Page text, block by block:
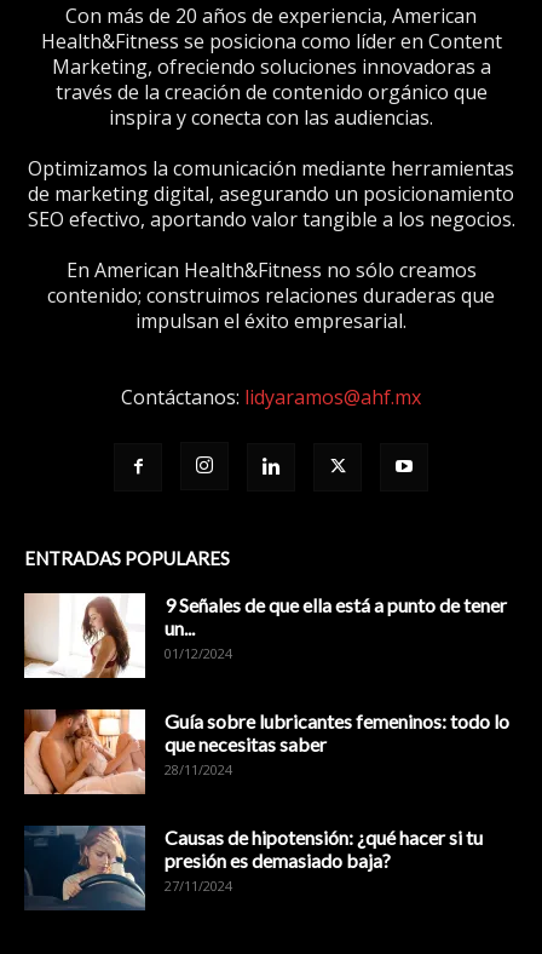
Con más de 20 años de experiencia, American
Health&Fitness se posiciona como líder en Content
Marketing, ofreciendo soluciones innovadoras a
través de la creación de contenido orgánico que
inspira y conecta con las audiencias.
Optimizamos la comunicación mediante herramientas
de marketing digital, asegurando un posicionamiento
SEO efectivo, aportando valor tangible a los negocios.
En American Health&Fitness no sólo creamos
contenido; construimos relaciones duraderas que
impulsan el éxito empresarial.
Contáctanos: lidyaramos@ahf.mx
ENTRADAS POPULARES
9 Señales de que ella está a punto de tener
un...
01/12/2024
Guía sobre lubricantes femeninos: todo lo
que necesitas saber
28/11/2024
Causas de hipotensión: ¿qué hacer si tu
presión es demasiado baja?
27/11/2024